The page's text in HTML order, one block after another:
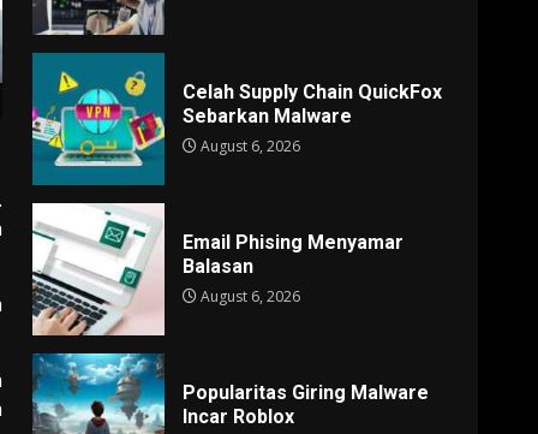
Celah Supply Chain QuickFox
Sebarkan Malware
August 6, 2026
Email Phising Menyamar
Balasan
August 6, 2026
Popularitas Giring Malware
Incar Roblox